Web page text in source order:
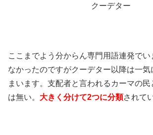
クーデター
ここまでよう分からん専門用語連発で
なかったのですがクーデター以降は一気
まいます。支配者と言われるカーマの
は無い。 大きく分けて2つに分類されて